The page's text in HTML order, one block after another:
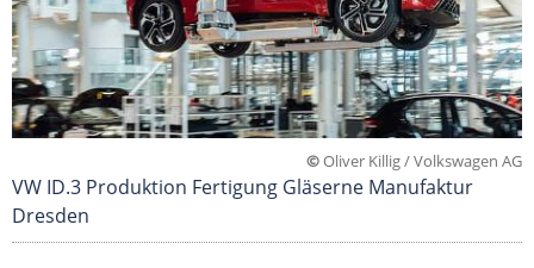
©Oliver Killig / Volkswagen AG
VW ID.3 Produktion Fertigung Gläserne Manufaktur
Dresden